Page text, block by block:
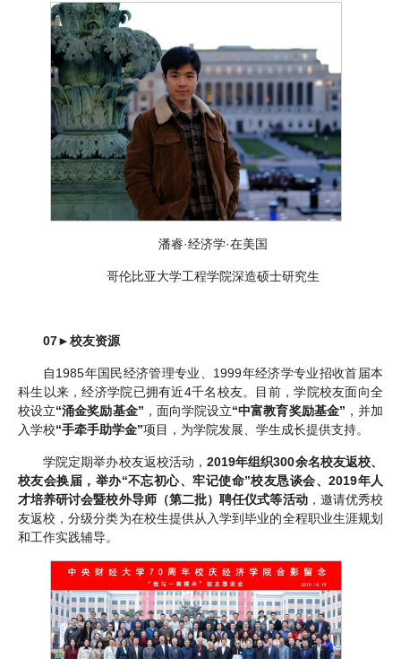
潘睿·经济学·在美国
哥伦比亚大学工程学院深造硕士研究生
07►校友资源
自1985年国民经济管理专业、1999年经济学专业招收首届本
科生以来，经济学院已拥有近4千名校友。目前，学院校友面向全
校设立“涌金奖励基金” ，面向学院设立“中富教育奖励基金” ，并加
入学校“手牵手助学金”项目，为学院发展、学生成长提供支持。
学院定期举办校友返校活动，2019年组织300余名校友返校、
校友会换届，举办“不忘初心、牢记使命”校友恳谈会、2019年人
才培养研讨会暨校外导师（第二批）聘任仪式等活动，邀请优秀校
友返校，分级分类为在校生提供从入学到毕业的全程职业生涯规划
和工作实践辅导。